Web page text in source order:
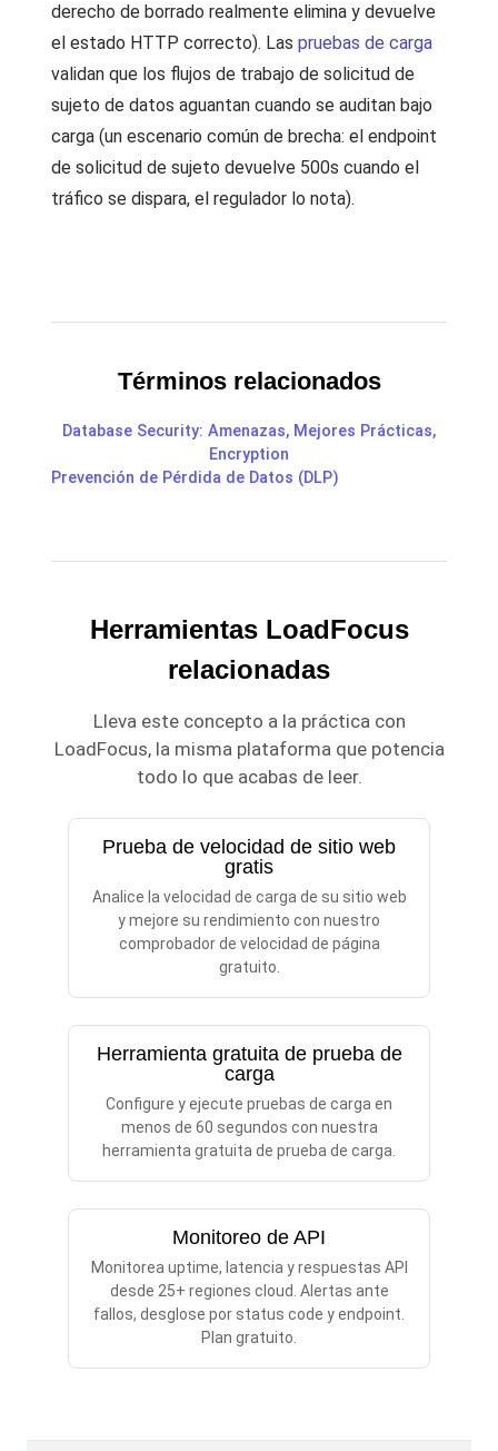
derecho de borrado realmente elimina y devuelve
el estado HTTP correcto). Las pruebas de carga
validan que los flujos de trabajo de solicitud de
sujeto de datos aguantan cuando se auditan bajo
carga (un escenario común de brecha: el endpoint
de solicitud de sujeto devuelve 500s cuando el
tráfico se dispara, el regulador lo nota).
Términos relacionados
Database Security: Amenazas, Mejores Prácticas,
Encryption
Prevención de Pérdida de Datos (DLP)
Herramientas LoadFocus
relacionadas
Lleva este concepto a la práctica con
LoadFocus, la misma plataforma que potencia
todo lo que acabas de leer.
Prueba de velocidad de sitio web
gratis
Analice la velocidad de carga de su sitio web
y mejore su rendimiento con nuestro
comprobador de velocidad de página
gratuito.
Herramienta gratuita de prueba de
carga
Configure y ejecute pruebas de carga en
menos de 60 segundos con nuestra
herramienta gratuita de prueba de carga.
Monitoreo de API
Monitorea uptime, latencia y respuestas API
desde 25+ regiones cloud. Alertas ante
fallos, desglose por status code y endpoint.
Plan gratuito.